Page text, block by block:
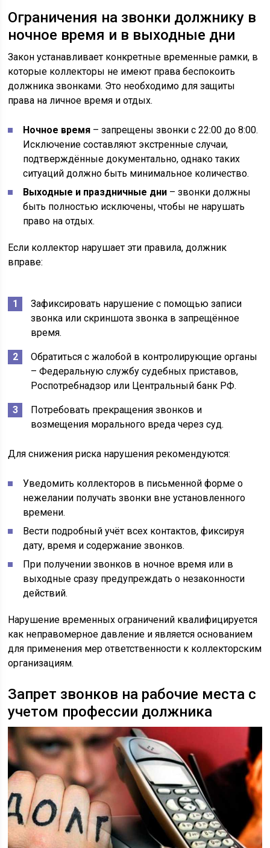
Ограничения на звонки должнику в
ночное время и в выходные дни
Закон устанавливает конкретные временные рамки, в
которые коллекторы не имеют права беспокоить
должника звонками. Это необходимо для защиты
права на личное время и отдых.
Ночное время – запрещены звонки с 22:00 до 8:00.
Исключение составляют экстренные случаи,
подтверждённые документально, однако таких
ситуаций должно быть минимальное количество.
Выходные и праздничные дни – звонки должны
быть полностью исключены, чтобы не нарушать
право на отдых.
Если коллектор нарушает эти правила, должник
вправе:
Зафиксировать нарушение с помощью записи
звонка или скриншота звонка в запрещённое
время.
Обратиться с жалобой в контролирующие органы
– Федеральную службу судебных приставов,
Роспотребнадзор или Центральный банк РФ.
Потребовать прекращения звонков и
возмещения морального вреда через суд.
Для снижения риска нарушения рекомендуются:
Уведомить коллекторов в письменной форме о
нежелании получать звонки вне установленного
времени.
Вести подробный учёт всех контактов, фиксируя
дату, время и содержание звонков.
При получении звонков в ночное время или в
выходные сразу предупреждать о незаконности
действий.
Нарушение временных ограничений квалифицируется
как неправомерное давление и является основанием
для применения мер ответственности к коллекторским
организациям.
Запрет звонков на рабочие места с
учетом профессии должника